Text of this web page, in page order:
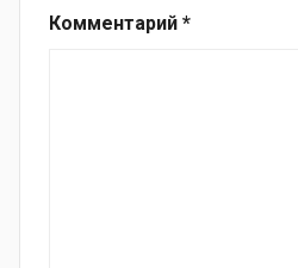
Комментарий *